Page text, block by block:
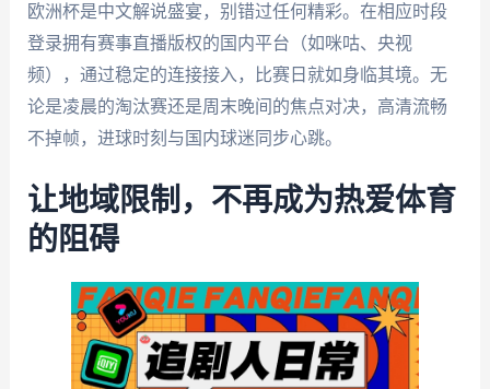
欧洲杯是中文解说盛宴，别错过任何精彩。在相应时段
登录拥有赛事直播版权的国内平台（如咪咕、央视
频），通过稳定的连接接入，比赛日就如身临其境。无
论是凌晨的淘汰赛还是周末晚间的焦点对决，高清流畅
不掉帧，进球时刻与国内球迷同步心跳。
让地域限制，不再成为热爱体育
的阻碍